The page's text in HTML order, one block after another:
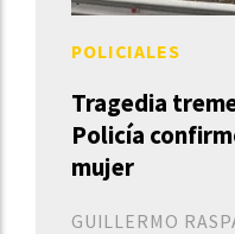
Tragedia
Policía
mujer
GUILLERMO
POLICIALES